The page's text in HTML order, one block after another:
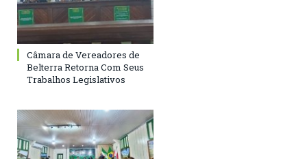
Câmara de Vereadores de
Belterra Retorna Com Seus
Trabalhos Legislativos